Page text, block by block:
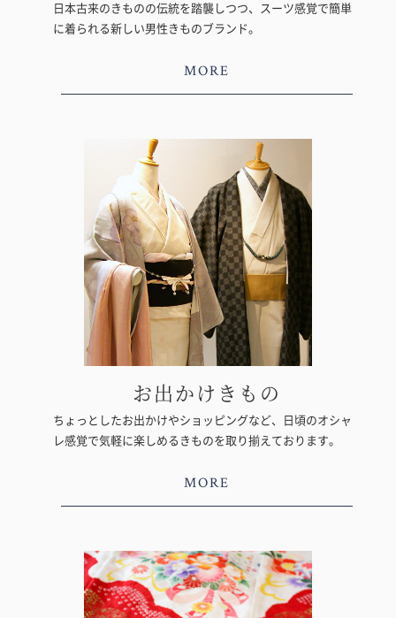
日本古来のきものの伝統を踏襲しつつ、スーツ感覚で簡単
に着られる新しい男性きものブランド。
MORE
お出かけきもの
ちょっとしたお出かけやショッピングなど、日頃のオシャ
レ感覚で気軽に楽しめるきものを取り揃えております。
MORE